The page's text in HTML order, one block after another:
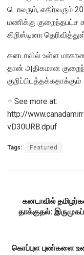
டொலரும், எதிர்வரும்
மணிக்கு
கிறிஸ்டினா
கனடாவில் உள்ள
தான் அதிகமான
குறிப்பிடத்தக்கதாக்கும்
– See more at:
http://
vD30URB.dpuf
Tags: Featured
கனடாவில்
தாக்குதல்:
கொப்புள புண்களை